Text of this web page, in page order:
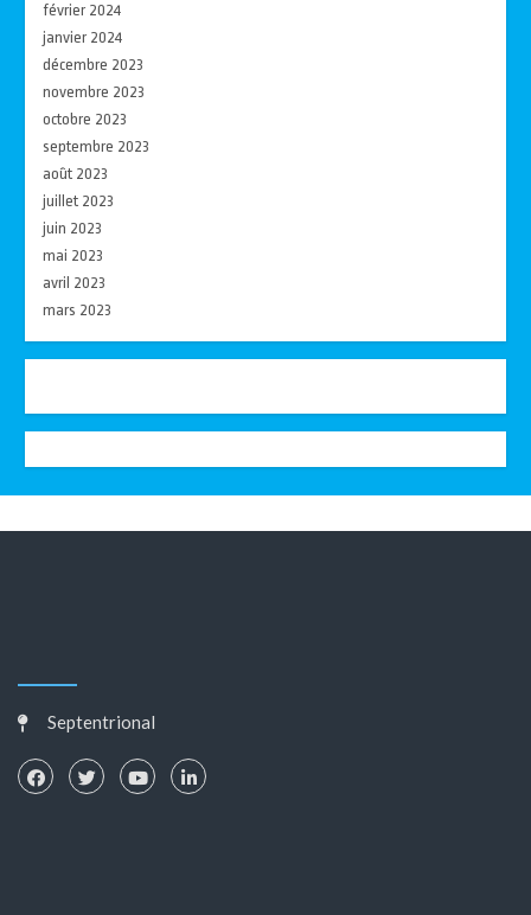
février 2024
janvier 2024
décembre 2023
novembre 2023
octobre 2023
septembre 2023
août 2023
juillet 2023
juin 2023
mai 2023
avril 2023
mars 2023
Septentrional